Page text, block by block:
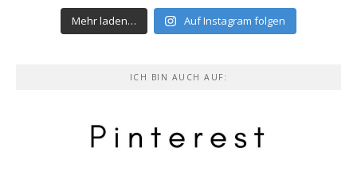
Mehr laden… Auf Instagram folgen
ICH BIN AUCH AUF: